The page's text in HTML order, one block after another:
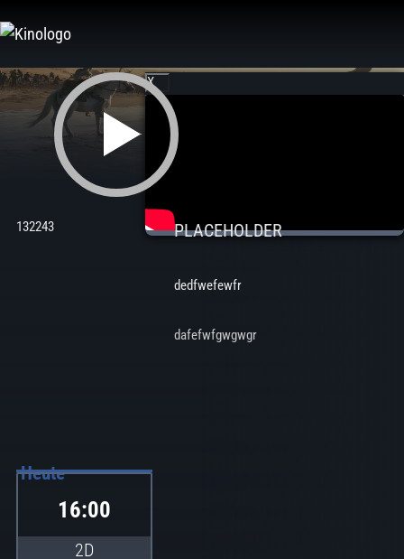
Inhalt
X
132243 PLACEHOLDER
dedfwefewfr
dafefwfgwgwgr
Heute
16:00
2D